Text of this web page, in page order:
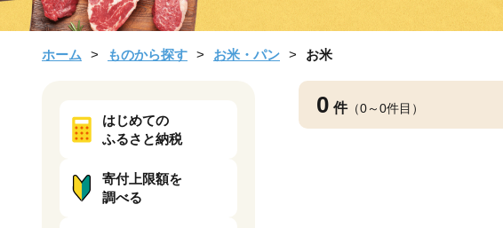
ホーム ものから探す お米・パン お米
0 件（0～0件目）
はじめての
ふるさと納税
寄付上限額を
調べる